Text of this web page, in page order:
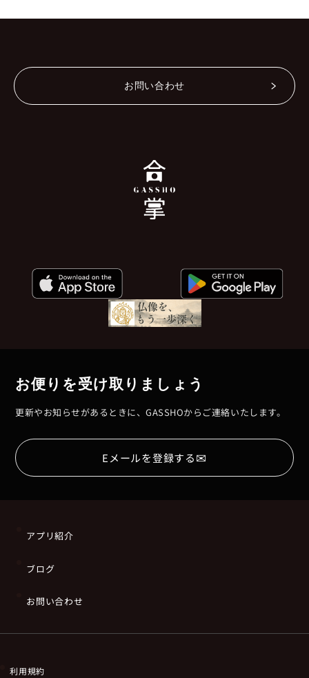
お問い合わせ
お便りを受け取りましょう
更新やお知らせがあるときに、GASSHOからご連絡いたします。
Eメールを登録する✉
アプリ紹介
ブログ
お問い合わせ
利用規約